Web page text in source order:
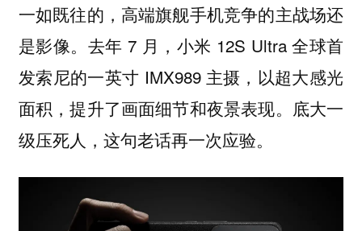
一如既往的，高端旗舰手机竞争的主战场还
是影像。去年 7 月，小米 12S Ultra 全球首
发索尼的一英寸 IMX989 主摄，以超大感光
面积，提升了画面细节和夜景表现。底大一
级压死人，这句老话再一次应验。